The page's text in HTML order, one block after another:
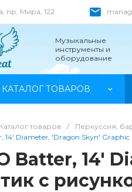
пр. Мира, 122
Музыкальные
инструменты и
оборудование
КАТАЛОГ ТОВАРОВ
Каталог товаров / Перкуссия,
14' Diameter, 'Dragon Skyn'
Batter, 14'
c